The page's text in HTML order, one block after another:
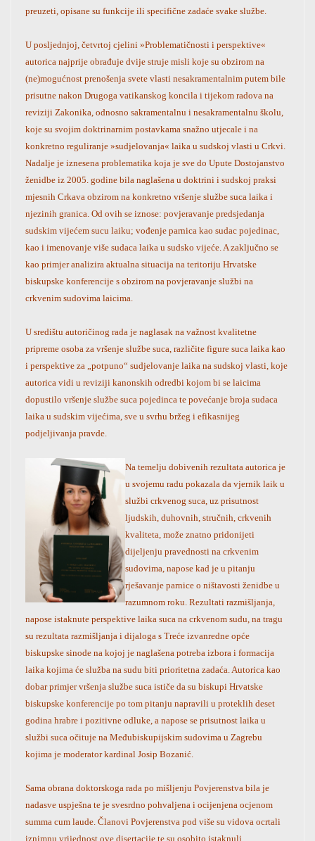
preuzeti, opisane su funkcije ili specifične zadaće svake službe.
U posljednjoj, četvrtoj cjelini »Problematičnosti i perspektive«
autorica najprije obrađuje dvije struje misli koje su obzirom na
(ne)mogućnost prenošenja svete vlasti nesakramentalnim putem bile
prisutne nakon Drugoga vatikanskog koncila i tijekom radova na
reviziji Zakonika, odnosno sakramentalnu i nesakramentalnu školu,
koje su svojim doktrinarnim postavkama snažno utjecale i na
konkretno reguliranje »sudjelovanja« laika u sudskoj vlasti u Crkvi.
Nadalje je iznesena problematika koja je sve do Upute Dostojanstvo
ženidbe iz 2005. godine bila naglašena u doktrini i sudskoj praksi
mjesnih Crkava obzirom na konkretno vršenje službe suca laika i
njezinih granica. Od ovih se iznose: povjeravanje predsjedanja
sudskim vijećem sucu laiku; vođenje parnica kao sudac pojedinac,
kao i imenovanje više sudaca laika u sudsko vijeće. A zaključno se
kao primjer analizira aktualna situacija na teritoriju Hrvatske
biskupske konferencije s obzirom na povjeravanje službi na
crkvenim sudovima laicima.
U središtu autoričinog rada je naglasak na važnost kvalitetne
pripreme osoba za vršenje službe suca, različite figure suca laika kao
i perspektive za „potpuno“ sudjelovanje laika na sudskoj vlasti, koje
autorica vidi u reviziji kanonskih odredbi kojom bi se laicima
dopustilo vršenje službe suca pojedinca te povećanje broja sudaca
laika u sudskim vijećima, sve u svrhu bržeg i efikasnijeg
podjeljivanja pravde.
Na temelju dobivenih rezultata autorica je
u svojemu radu pokazala da vjernik laik u
službi crkvenog suca, uz prisutnost
ljudskih, duhovnih, stručnih, crkvenih
kvaliteta, može znatno pridonijeti
dijeljenju pravednosti na crkvenim
sudovima, napose kad je u pitanju
rješavanje parnice o ništavosti ženidbe u
razumnom roku. Rezultati razmišljanja,
napose istaknute perspektive laika suca na crkvenom sudu, na tragu
su rezultata razmišljanja i dijaloga s Treće izvanredne opće
biskupske sinode na kojoj je naglašena potreba izbora i formacija
laika kojima će služba na sudu biti prioritetna zadaća. Autorica kao
dobar primjer vršenja službe suca ističe da su biskupi Hrvatske
biskupske konferencije po tom pitanju napravili u proteklih deset
godina hrabre i pozitivne odluke, a napose se prisutnost laika u
službi suca očituje na Međubiskupijskim sudovima u Zagrebu
kojima je moderator kardinal Josip Bozanić.
Sama obrana doktorskoga rada po mišljenju Povjerenstva bila je
nadasve uspješna te je svesrdno pohvaljena i ocijenjena ocjenom
summa cum laude. Članovi Povjerenstva pod više su vidova ocrtali
iznimnu vrijednost ove disertacije te su osobito istaknuli